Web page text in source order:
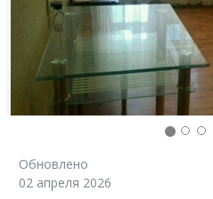
Обновлено
02 апреля 2026